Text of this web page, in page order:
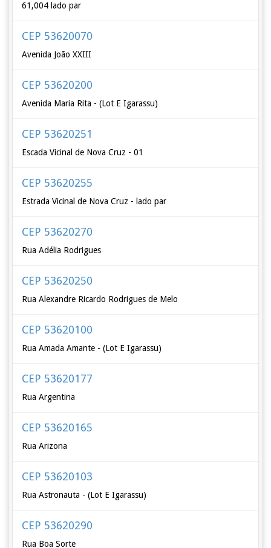
61,004 lado par
CEP 53620070
Avenida João XXIII
CEP 53620200
Avenida Maria Rita - (Lot E Igarassu)
CEP 53620251
Escada Vicinal de Nova Cruz - 01
CEP 53620255
Estrada Vicinal de Nova Cruz - lado par
CEP 53620270
Rua Adélia Rodrigues
CEP 53620250
Rua Alexandre Ricardo Rodrigues de Melo
CEP 53620100
Rua Amada Amante - (Lot E Igarassu)
CEP 53620177
Rua Argentina
CEP 53620165
Rua Arizona
CEP 53620103
Rua Astronauta - (Lot E Igarassu)
CEP 53620290
Rua Boa Sorte